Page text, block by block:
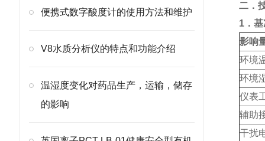
便携式数字酸度计的使用方法和维护
V8水质分析仪的特点和功能介绍
温湿度变化对药品生产，运输，储存
的影响
二．
1 ．
影响
环境
环境
仪表
辅助
干扰